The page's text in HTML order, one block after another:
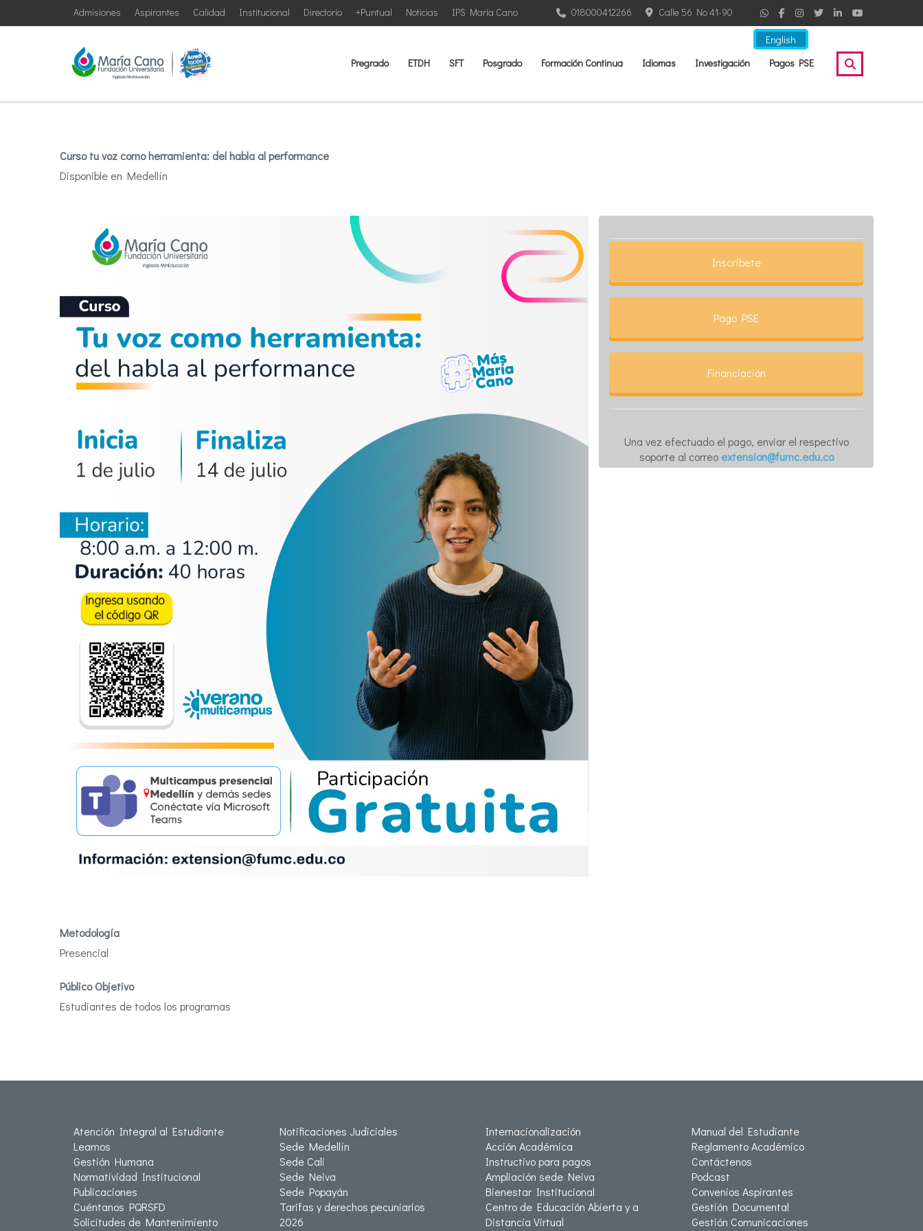
English
IPS María Cano
Noticias
+Puntual
Directorio
Institucional
Calidad
Aspirantes
Admisiones Calle 56 No 41-90
018000412266
Pregrado ETDH SFT Posgrado Formación Continua Idiomas Investigación Pagos PSE
Curso tu voz como herramienta: del habla al performance
Disponible en Medellín
Metodología
Presencial
Público Objetivo
Estudiantes de todos los programas
Inscríbete
Pago PSE
Financiación
Una vez efectuado el pago, enviar el respectivo
soporte al correo extension@fumc.edu.co
Atención Integral al Estudiante
Leamos
Gestión Humana
Normatividad Institucional
Publicaciones
Cuéntanos PQRSFD
Solicitudes de Mantenimiento
Notificaciones Judiciales
Sede Medellín
Sede Cali
Sede Neiva
Sede Popayán
Tarifas y derechos pecuniarios
2026
Internacionalización
Acción Académica
Instructivo para pagos
Ampliación sede Neiva
Bienestar Institucional
Centro de Educación Abierta y a
Distancia Virtual
Manual del Estudiante
Reglamento Académico
Contáctenos
Podcast
Convenios Aspirantes
Gestión Documental
Gestión Comunicaciones